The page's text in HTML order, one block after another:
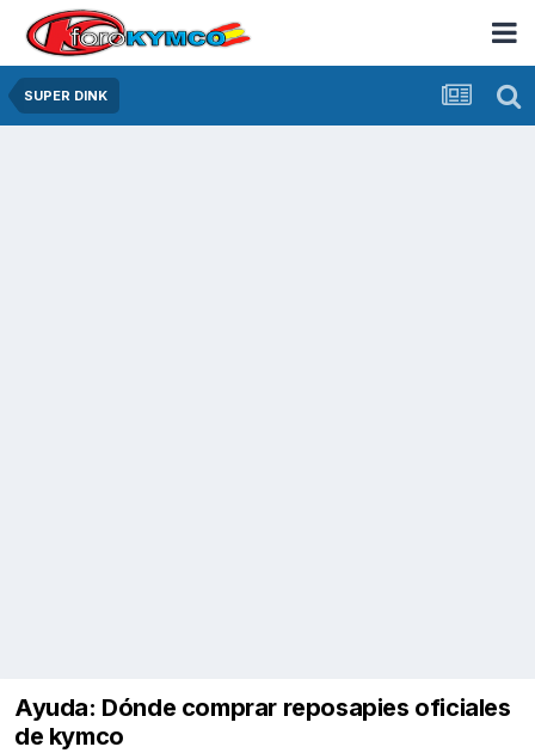
SUPER DINK
Ayuda: Dónde comprar reposapies oficiales
de kymco